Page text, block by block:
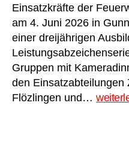
Einsatzkräfte der
am 4. Juni 2026 in
einer dreijährigen
Gruppen mit
den Einsatzabteilungen
Flözlingen und…